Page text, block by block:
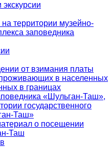
территории музейно-
заповедника
от взимания платы
в населенных
в границах
«Шульган-Таш»,
государственного
Таш»
о посещении
Таш